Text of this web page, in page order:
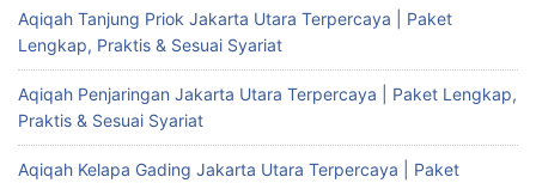
Aqiqah Tanjung Priok Jakarta Utara Terpercaya | Paket
Lengkap, Praktis & Sesuai Syariat
Aqiqah Penjaringan Jakarta Utara Terpercaya | Paket Lengkap,
Praktis & Sesuai Syariat
Aqiqah Kelapa Gading Jakarta Utara Terpercaya | Paket